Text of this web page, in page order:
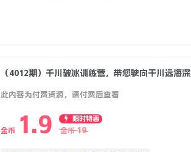
（4012期）千川破冰训练营，带您驶向干川远海
此内容为付费资源，请付费后查看
金币 1.9
限时特惠
金币 19